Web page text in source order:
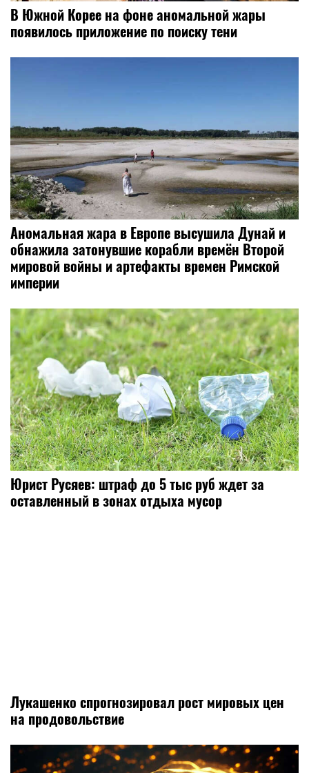
В Южной Корее на фоне аномальной жары
появилось приложение по поиску тени
Аномальная жара в Европе высушила Дунай и
обнажила затонувшие корабли времён Второй
мировой войны и артефакты времен Римской
империи
Юрист Русяев: штраф до 5 тыс руб ждет за
оставленный в зонах отдыха мусор
Лукашенко спрогнозировал рост мировых цен
на продовольствие